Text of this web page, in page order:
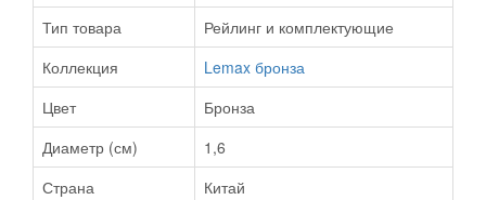
Тип товара
Рейлинг и комплектующие
Коллекция
Lemax бронза
Цвет
Бронза
Диаметр (см)
1,6
Страна
Китай